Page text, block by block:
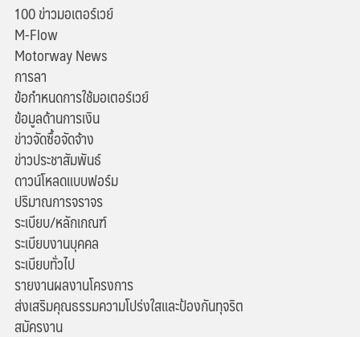
100 ข่าวมอเตอร์เวย์
M-Flow
Motorway News
การลา
ข้อกำหนดการใช้มอเตอร์เวย์
ข้อมูลด้านการเงิน
ข่าวจัดซื้อจัดจ้าง
ข่าวประชาสัมพันธ์
ดาวน์โหลดแบบฟอร์ม
ปริมาณการจราจร
ระเบียบ/หลักเกณฑ์
ระเบียบงานบุคคล
ระเบียบทั่วไป
รายงานผลงานโครงการ
ส่งเสริมคุณธรรมความโปร่งใสและป้องกันทุจริต
สมัครงาน